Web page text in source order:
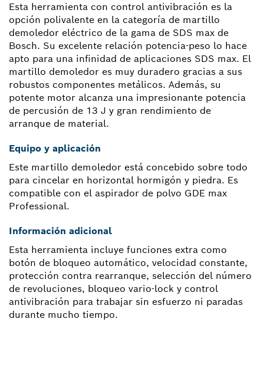
Esta herramienta con control antivibración es la
opción polivalente en la categoría de martillo
demoledor eléctrico de la gama de SDS max de
Bosch. Su excelente relación potencia-peso lo hace
apto para una infinidad de aplicaciones SDS max. El
martillo demoledor es muy duradero gracias a sus
robustos componentes metálicos. Además, su
potente motor alcanza una impresionante potencia
de percusión de 13 J y gran rendimiento de
arranque de material.
Equipo y aplicación
Este martillo demoledor está concebido sobre todo
para cincelar en horizontal hormigón y piedra. Es
compatible con el aspirador de polvo GDE max
Professional.
Información adicional
Esta herramienta incluye funciones extra como
botón de bloqueo automático, velocidad constante,
protección contra rearranque, selección del número
de revoluciones, bloqueo vario-lock y control
antivibración para trabajar sin esfuerzo ni paradas
durante mucho tiempo.